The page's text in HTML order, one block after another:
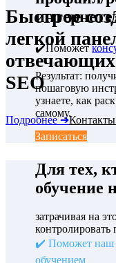
Быстрое
легкой
SEO
Подробнее ➔
✔️Поможет
Результат:
пошаговую
узнаете, как
самому.
Записаться
Для тех,
обучение
затрачивая на
✔️ Поможет наш
обучением